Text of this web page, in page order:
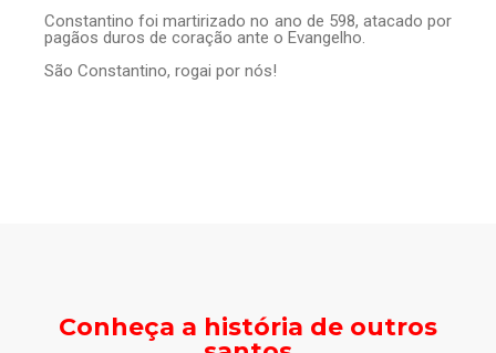
Constantino foi martirizado no ano de 598, atacado por
pagãos duros de coração ante o Evangelho.
São Constantino, rogai por nós!
Conheça a história de outros